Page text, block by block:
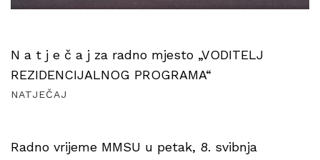
N a t j e č a j za radno mjesto „VODITELJ
REZIDENCIJALNOG PROGRAMA“
NATJEČAJ
Radno vrijeme MMSU u petak, 8. svibnja